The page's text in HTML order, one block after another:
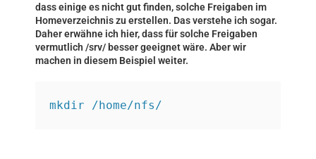
dass einige es nicht gut finden, solche Freigaben im
Homeverzeichnis zu erstellen. Das verstehe ich sogar.
Daher erwähne ich hier, dass für solche Freigaben
vermutlich /srv/ besser geeignet wäre. Aber wir
machen in diesem Beispiel weiter.
mkdir /home/nfs/